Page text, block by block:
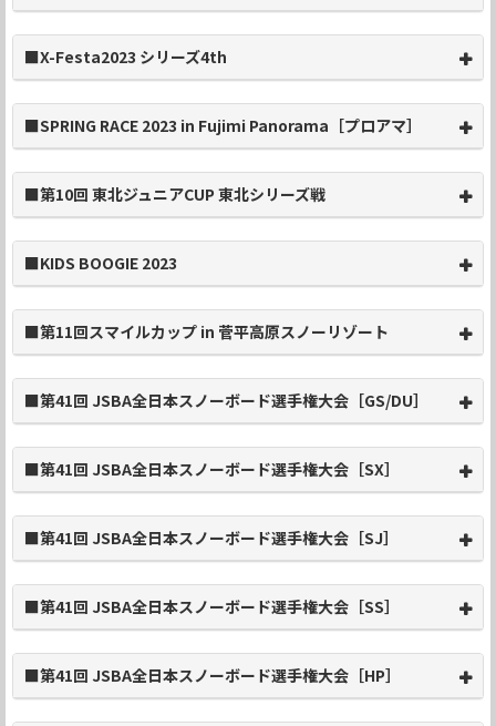
■X-Festa2023 シリーズ4th
■SPRING RACE 2023 in Fujimi Panorama［プロアマ］
■第10回 東北ジュニアCUP 東北シリーズ戦
■KIDS BOOGIE 2023
■第11回スマイルカップ in 菅平高原スノーリゾート
■第41回 JSBA全日本スノーボード選手権大会［GS/DU］
■第41回 JSBA全日本スノーボード選手権大会［SX］
■第41回 JSBA全日本スノーボード選手権大会［SJ］
■第41回 JSBA全日本スノーボード選手権大会［SS］
■第41回 JSBA全日本スノーボード選手権大会［HP］